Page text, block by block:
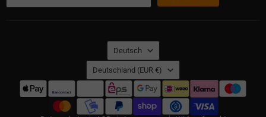
Sprache
Deutsch
Land
Deutschland (EUR €)